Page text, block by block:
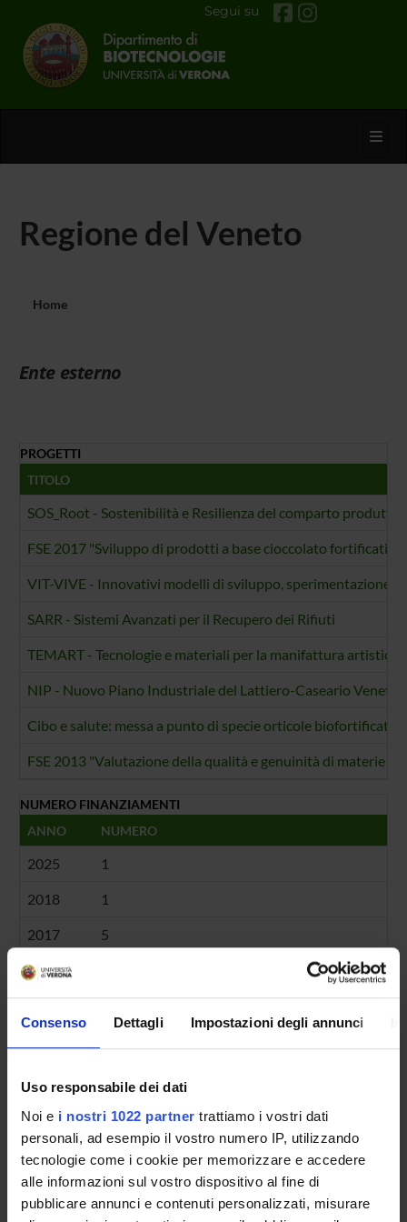
Consenso Dettagli Impostazioni degli annunci
Uso responsabile dei dati
Noi e i nostri 1022 partner trattiamo i vostri dati
personali, ad esempio il vostro numero IP, utilizzando
tecnologie come i cookie per memorizzare e accedere
alle informazioni sul vostro dispositivo al fine di
pubblicare annunci e contenuti personalizzati, misurare
Segui su
Regione del Veneto
Home
Ente esterno
PROGETTI
TITOLO
SOS_Root - Sostenibilità e Resilienza del comparto
FSE 2017 "Sviluppo di prodotti a base cioccolato fortificati
VIT-VIVE - Innovativi modelli di sviluppo, sperimentazione
SARR - Sistemi Avanzati per il Recupero dei Rifiuti
TEMART - Tecnologie e materiali per la manifattura
NIP - Nuovo Piano Industriale del Lattiero-Caseario Veneto
Cibo e salute: messa a punto di specie orticole biofortificate
FSE 2013 "Valutazione della qualità e genuinità di materie
NUMERO FINANZIAMENTI
ANNO
NUMERO
2025 1
2018 1
2017 5
2014
Persone
Luoghi
Calendario